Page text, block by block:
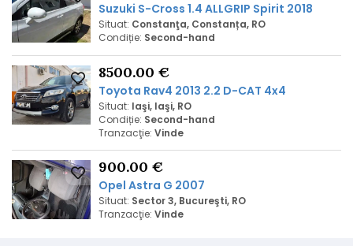
Suzuki S-Cross 1.4 ALLGRIP Spirit 2018
Situat: Constanţa, Constanța, RO
Condiție: Second-hand
8500.00 €
Toyota Rav4 2013 2.2 D-CAT 4x4
Situat: Iaşi, Iaşi, RO
Condiție: Second-hand
Tranzacţie: Vinde
900.00 €
Opel Astra G 2007
Situat: Sector 3, Bucureşti, RO
Tranzacţie: Vinde